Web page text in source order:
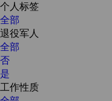
个人标签
全部
退役军人
全部
否
是
工作性质